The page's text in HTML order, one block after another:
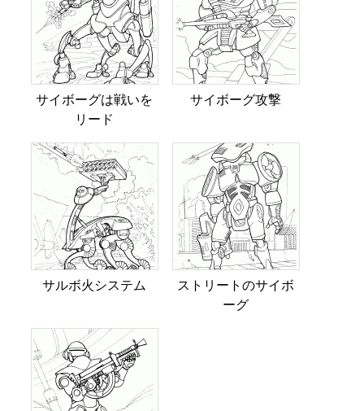
サイボーグは戦いを
リード
サイボーグ攻撃
サルボ火システム
ストリートのサイボ
ーグ